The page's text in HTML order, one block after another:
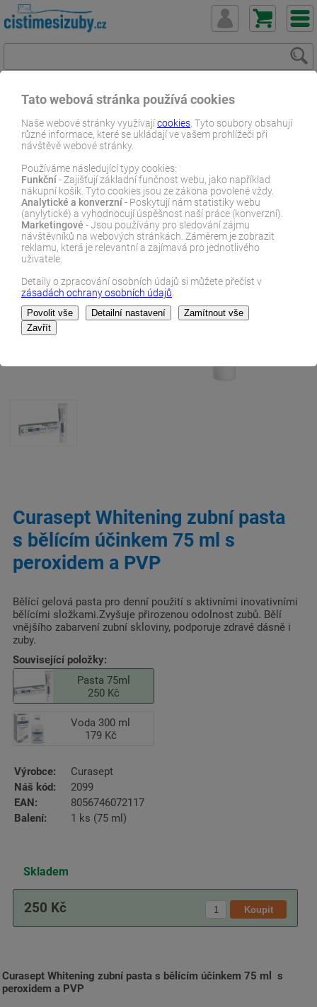
Tato webová stránka používá cookies
Naše webové stránky využívajícookies . Tyto soubory obsahují
různé informace, které se ukládají ve vašem prohlížeči při
návštěvě webové stránky.
Používáme následující typy cookies:
Funkční- Zajišťují základní funčnost webu, jako například
nákupní košík. Tyto cookies jsou ze zákona povolené vždy.
Analytické a konverzní- Poskytují nám statistiky webu
(anylytické) a vyhodnocují úspěšnost naší práce (konverzní).
Marketingové - Jsou používány pro sledování zájmu
návštěvníků na webových stránkách. Záměrem je zobrazit
reklamu, která je relevantní a zajímavá pro jednotlivého
uživatele.
Detaily o zpracování osobních údajů si můžete přečíst v
zásadách ochrany osobních údajů
ČistímeSiZuby.cz E-shop Dentální zboží
Zubní pasty
Bělící
peroxidem a PVP
E-SHOP
Curasept Whitening zubní pasta
s bělícím účinkem 75 ml s
peroxidem a PVP
Bělící gelová pasta pro denní použití s aktivními inovativními
bělícími složkami.Zvyšuje přirozenou odolnost zubů. Bělí
vnějšího zabarvení zubní skloviny, podporuje zdravé dásně i
zuby.
Související položky:
Pasta 75ml
250 Kč
Voda 300 ml
179 Kč
Výrobce:
Curasept
Náš kód:
2099
EAN:
8056746072117
Balení:
1 ks (75 ml)
Skladem
250 Kč
Curasept Whitening zubní pasta s bělícím účinkem 75 ml s
peroxidem a PVP